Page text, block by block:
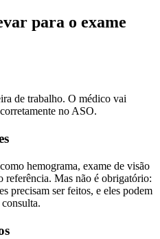
para o exame
de trabalho. O médico vai
no ASO.
hemograma, exame de visão
referência. Mas não é obrigatório:
precisam ser feitos, e eles podem